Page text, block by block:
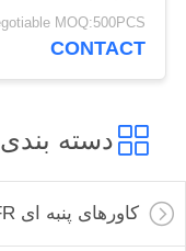
برابر جوشکاری
MOQ:500PCS
CONTACT
دسته
کاورهای پنبه ای FR